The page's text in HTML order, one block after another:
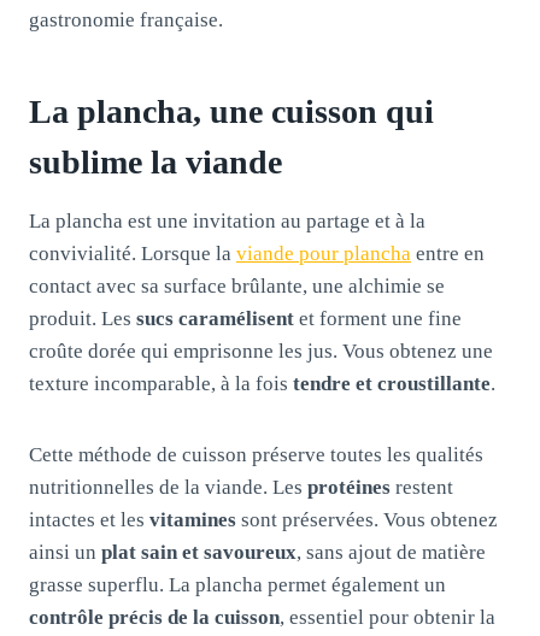
gastronomie française.
La plancha, une cuisson qui
sublime la viande
La plancha est une invitation au partage et à la
convivialité. Lorsque la viande pour plancha entre en
contact avec sa surface brûlante, une alchimie se
produit. Les sucs caramélisent et forment une fine
croûte dorée qui emprisonne les jus. Vous obtenez une
texture incomparable, à la fois tendre et croustillante.
Cette méthode de cuisson préserve toutes les qualités
nutritionnelles de la viande. Les protéines restent
intactes et les vitamines sont préservées. Vous obtenez
ainsi un plat sain et savoureux, sans ajout de matière
grasse superflu. La plancha permet également un
contrôle précis de la cuisson, essentiel pour obtenir la